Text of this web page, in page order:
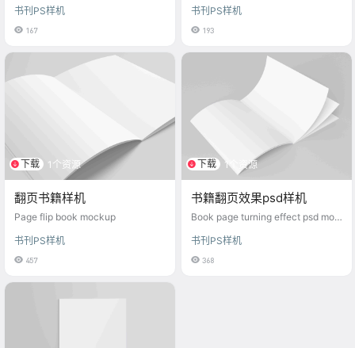
书刊PS样机
167
书刊PS样机
193
下载 1个资源
翻页书籍样机
Page flip book mockup
书刊PS样机
457
下载 1个资源
书籍翻页效果psd样机
Book page turning effect psd moc
书刊PS样机
368